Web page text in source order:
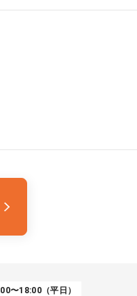
〜18:00（平日）